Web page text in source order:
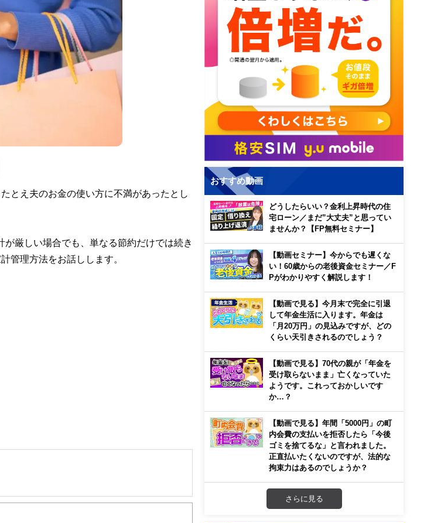
とえ夫のお金の使い方に不満があったとし
厳しい場合でも、単なる節約だけでは続き
管理方法をお話しします。
働保険関係や社会保険関係の手続き、相談にのる傍ら、
母でもある。
おすすめ動画
どうしたらいい？金利上昇時代の住
宅ローン／まだ”大丈夫”と思ってい
ませんか？【FP無料セミナー】
【動画セミナー】今からでも遅くな
い！60歳からの老後資金セミナー／F
Pがわかりやすく解説します！
【動画で見る】今月末で完全に引退
して年金生活に入ります。年金は
「月20万円」の見込みですが、どの
くらい天引きされるのでしょう？
【動画で見る】70代の親が「年金を
受け取らないまま」亡くなっていた
ようです。これっておかしいです
か…？
【動画で見る】年間「5000円」の町
内会費の支払いを拒否したら「今後
ゴミを捨てるな」と言われました。
正直払いたくないのですが、法的な
拘束力はあるのでしょうか？
さらに見る